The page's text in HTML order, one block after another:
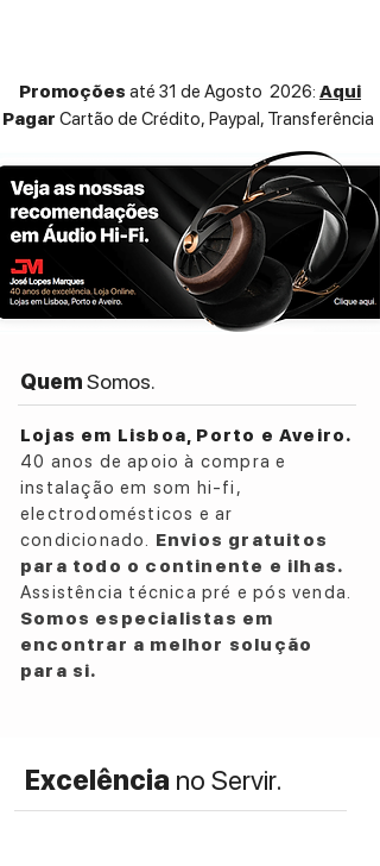
Spotify via Spotify Connect
Tidal via Tidal Connect
Qobuz
Deezer
QQ Music via QPlay
Internet Radio
PodcastDependent on service availability
in different countries
Network up to 384kHz/24 bits
Optical up to 96kHz/24 bits
USB Type C up to 96kHz/24 bits
HDMI up to 48kHz/16 bits
source resolution
Speaker Connection Wired: All sources
resampled to 96kHz/24bit PCM
Supported Formats (Network)DSD, FLAC,
WAV, AIFF, ALAC, AAC, WMA, MP3, M4A,
LPCM, and Ogg Vorbis
Dimensions (HxWxD per speaker)240 ×
155 × 180 mm (9.5 × 6.1 × 7.1 in)
power) <2.0 W (standby power)
Inputs
Promoções até 31 de Agosto 2026: Aqui
Pagar Cartão de Crédito, Paypal, Transferência
QuemSomos.
Lojas em Lisboa, Porto e Aveiro.
40 anos de apoio à compra e
instalação em som hi-fi,
electrodomésticos e ar
condicionado. Envios gratuitos
para todo o continente e ilhas.
Assistência técnica pré e pós venda.
Somos especialistas em
encontrar a melhor solução
para si.
Excelência no Servir.